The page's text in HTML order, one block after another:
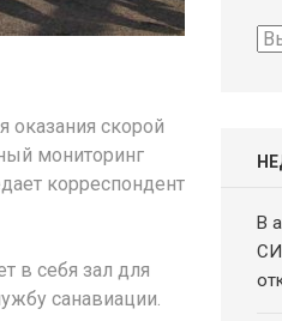
оказания скорой
мониторинг
корреспондент
в себя зал для
санавиации.
В